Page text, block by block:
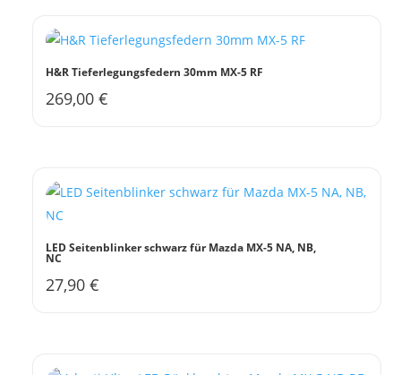
H&R Tieferlegungsfedern 30mm MX-5 RF
269,00€
Varianten
LED Seitenblinker schwarz für Mazda MX-5 NA, NB,
NC
27,90€